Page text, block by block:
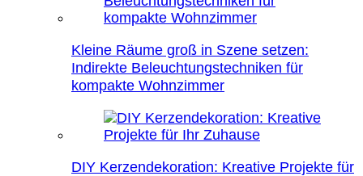
Kleine Räume groß in Szene setzen:
Indirekte Beleuchtungstechniken für
kompakte Wohnzimmer
DIY Kerzendekoration: Kreative Projekte für